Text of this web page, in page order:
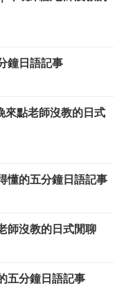
鐘日語記事
來點老師沒教的日式
懂的五分鐘日語記事
師沒教的日式閒聊
五分鐘日語記事